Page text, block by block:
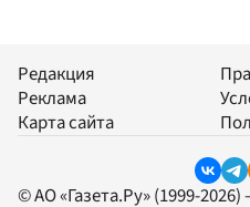
Редакция
Реклама
Карта сайта
© АО «Газета.Ру» (1999-